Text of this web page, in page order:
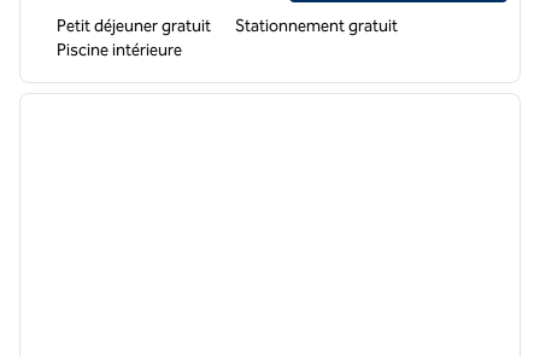
Petit déjeuner gratuit
Stationnement gratuit
Piscine intérieure
1 sur 12